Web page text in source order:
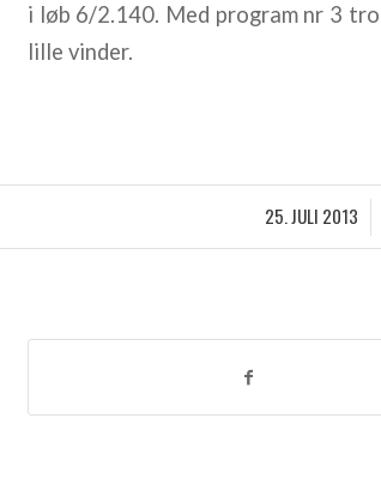
i løb 6/2.140. Med program nr 3
lille vinder.
25. JULI 2013
/